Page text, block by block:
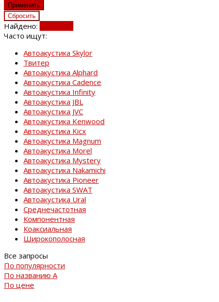
Найдено:
Часто ищут:
Автоакустика Skylor
Твитер
Автоакустика Alphard
Автоакустика Cadence
Автоакустика Infinity
Автоакустика JBL
Автоакустика JVC
Автоакустика Kenwood
Автоакустика Kicx
Автоакустика Magnum
Автоакустика Morel
Автоакустика Mystery
Автоакустика Nakamichi
Автоакустика Pioneer
Автоакустика SWAT
Автоакустика Ural
Среднечастотная
Компонентная
Коаксиальная
Широкополосная
Все запросы
По популярности
По названию A
По цене